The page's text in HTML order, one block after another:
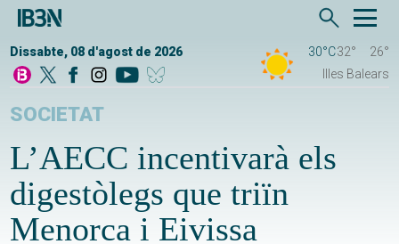
Dissabte, 08 d'agost de 2026 30°C32°
26°
Illes Balears
SOCIETAT
L’AECC incentivarà els
digestòlegs que triïn
Menorca i Eivissa